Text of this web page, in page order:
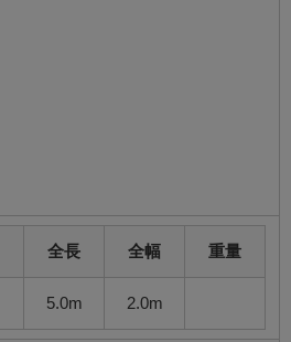
全長 全幅 重量
5.0m 2.0m